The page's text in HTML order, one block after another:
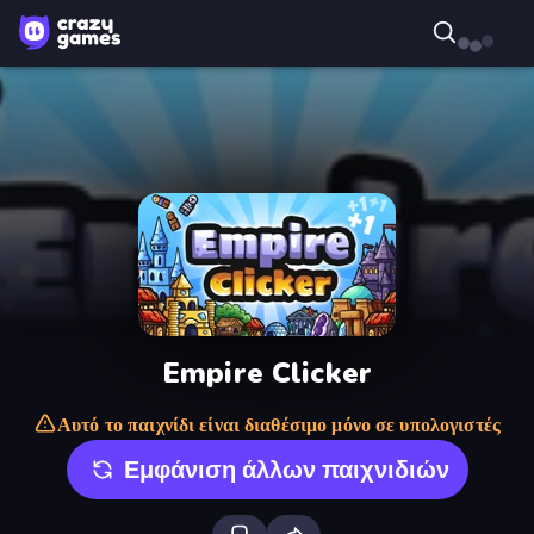
Empire Clicker
Αυτό το παιχνίδι είναι διαθέσιμο μόνο σε υπολογιστές
Εμφάνιση άλλων παιχνιδιών